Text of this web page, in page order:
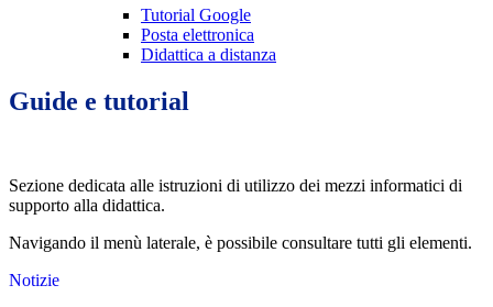
Tutorial Google
Posta elettronica
Didattica a distanza
Guide e tutorial
Sezione dedicata alle istruzioni di utilizzo dei mezzi informatici di
supporto alla didattica.
Navigando il menù laterale, è possibile consultare tutti gli elementi.
Notizie